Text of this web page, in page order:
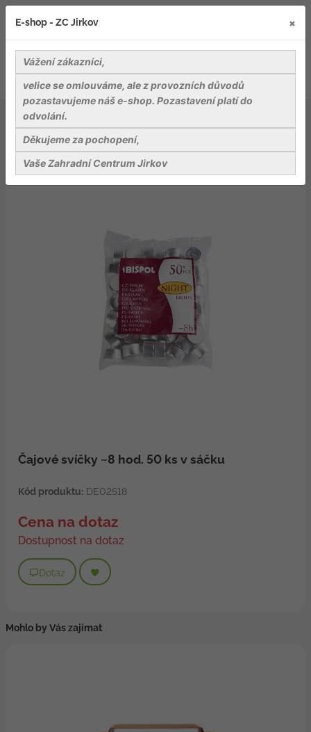
Bydlení a relaxace v zahradě
Čajové svíčky ~8 hod. 50 ks v sáčku
Čajové svíčky ~8 hod. 50 ks v sáčku
Kód produktu:DE02518
Cena na dotaz
Dostupnost na dotaz
Dotaz
Mohlo by Vás zajímat
E-shop - ZC Jirkov ×
Vážení zákazníci,
velice se omlouváme, ale z provozních důvodů
pozastavujeme náš e-shop. Pozastavení platí do
odvolání.
Děkujeme za pochopení,
Vaše Zahradní Centrum Jirkov